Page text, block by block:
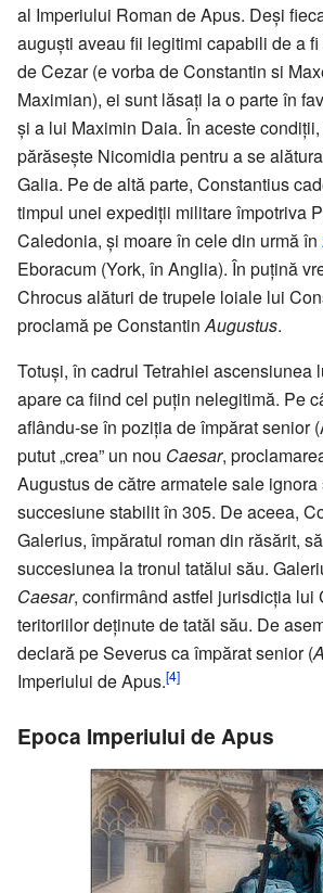
al Imperiului Roman de Apus. Deși
auguști aveau fii legitimi capabili de a
de Cezar (e vorba de Constantin si
Maximian), ei sunt lăsați la o parte în
și a lui Maximin Daia. În aceste
părăsește Nicomidia pentru a se
Galia. Pe de altă parte, Constantius
timpul unei expediții militare împotriva
Caledonia, și moare în cele din urmă în
Eboracum (York, în Anglia). În puțină
Chrocus alături de trupele loiale lui
proclamă pe Constantin Augustus.
Totuși, în cadrul Tetrahiei ascensiunea
apare ca fiind cel puțin nelegitimă. Pe
aflându-se în poziția de împărat senior
putut „crea” un nou Caesar,
Augustus de către armatele sale
succesiune stabilit în 305. De aceea,
Galerius, împăratul roman din răsărit,
succesiunea la tronul tatălui său.
Caesar, confirmând astfel jurisdicția lui
teritoriilor deținute de tatăl său. De
declară pe Severus ca împărat senior (
Imperiului de Apus.[4]
Epoca Imperiului de Apus